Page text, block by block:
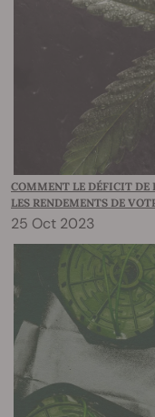
COMMENT LE DÉFICIT DE
LES RENDEMENTS DE
25 Oct 2023